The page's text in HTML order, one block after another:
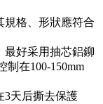
格、形狀應符合
好采用抽芯鋁鉚
在100-150mm
天后撕去保護